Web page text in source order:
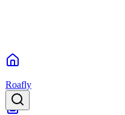
Roafly